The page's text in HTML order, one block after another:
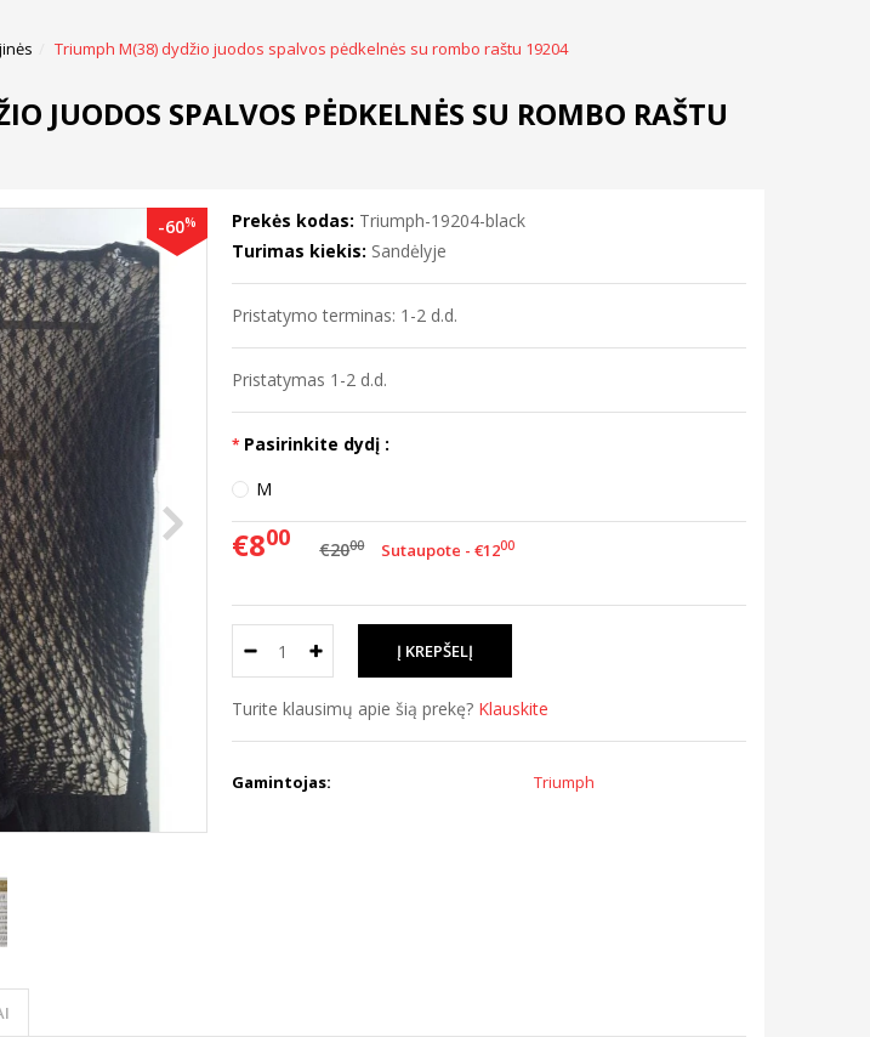
Triumph M(38) dydžio juodos spalvos pėdkelnės su rombo raštu 19204
JUODOS SPALVOS PĖDKELNĖS SU ROMBO RAŠTU
-60% Prekės kodas: Triumph-19204-black
Turimas kiekis: Sandėlyje
Pristatymo terminas: 1-2 d.d.
Pristatymas 1-2 d.d.
Pasirinkite dydį :
M
€800 €2000 Sutaupote - €1200
Turite klausimų apie šią prekę? Klauskite
Gamintojas: Triumph